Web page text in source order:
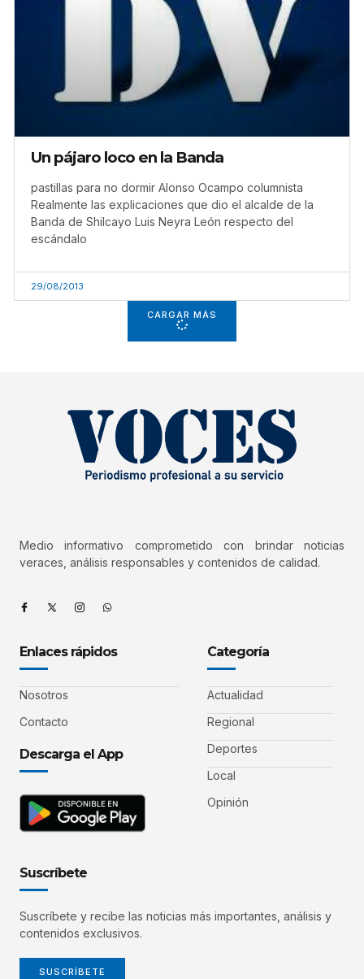
Un pájaro loco en la Banda
pastillas para no dormir Alonso Ocampo columnista
Realmente las explicaciones que dio el alcalde de la
Banda de Shilcayo Luis Neyra León respecto del
escándalo
29/08/2013
CARGAR MÁS
Medio informativo comprometido con brindar noticias
veraces, análisis responsables y contenidos de calidad.
Enlaces rápidos
Nosotros
Contacto
Descarga el App
Categoría
Actualidad
Regional
Deportes
Local
Opinión
Suscríbete
Suscríbete y recibe las noticias más importantes, análisis y
contenidos exclusivos.
SUSCRÍBETE